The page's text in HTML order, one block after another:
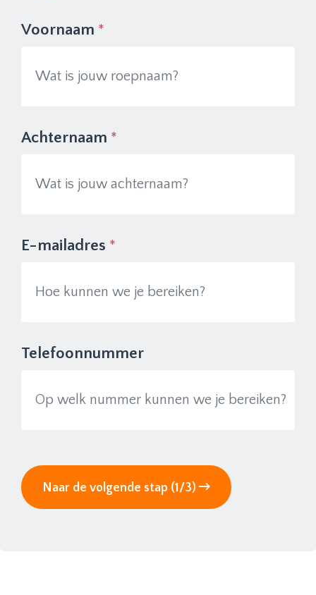
Voornaam *
Achternaam *
E-mailadres *
Telefoonnummer
Naar de volgende stap (1/3)